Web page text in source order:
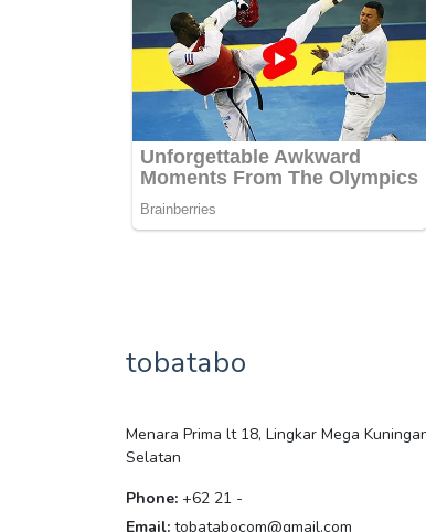
tobatabo
Menara Prima lt 18, Lingkar Mega
Selatan
Phone: +62 21 -
Email: tobatabocom@gmail.com